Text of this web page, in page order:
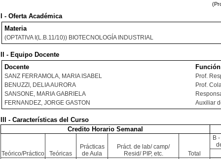
I - Oferta Académica
Materia
(OPTATIVA I(L.B.11/10)) BIOTECNOLOGÍA INDUSTRIAL
II - Equipo Docente
Docente
Función
SANZ FERRAMOLA, MARIA ISABEL
Prof.
BENUZZI, DELIA AURORA
Prof.
SANSONE, MARIA GABRIELA
FERNANDEZ, JORGE GASTON
Auxiliar
III - Características del Curso
Credito Horario Semanal
Teórico/Práctico Teóricas
Prácticas
de Aula
Práct. de lab/ camp/
Resid/ PIP, etc.
Total
B